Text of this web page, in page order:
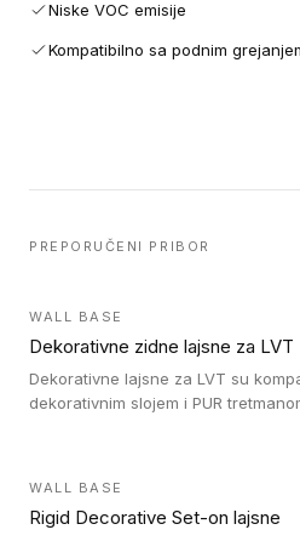
Niske VOC emisije
Kompatibilno sa podnim
PREPORUČENI PRIBOR
WALL BASE
Dekorativne zidne lajsne za LVT
Dekorativne lajsne za LVT su
dekorativnim slojem i PUR
WALL BASE
Rigid Decorative Set-on lajsne